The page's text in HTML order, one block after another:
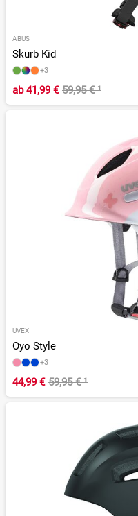
ABUS
Skurb Kid
+3
ab41,99 € 59,95 €¹
UVEX
Oyo Style
+3
44,99 € 59,95 €¹